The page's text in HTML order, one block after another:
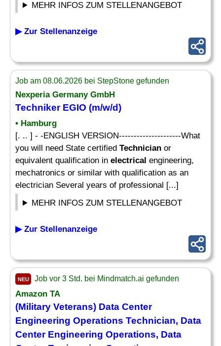
MEHR INFOS ZUM STELLENANGEBOT
▶ Zur Stellenanzeige
Job am 08.06.2026 bei StepStone gefunden
Nexperia Germany GmbH
Techniker EGIO (m/w/d)
• Hamburg
[. .. ] - -ENGLISH VERSION---------------------What
you will need State certified Technician or
equivalent qualification in electrical engineering,
mechatronics or similar with qualification as an
electrician Several years of professional [...]
MEHR INFOS ZUM STELLENANGEBOT
▶ Zur Stellenanzeige
NEU Job vor 3 Std. bei Mindmatch.ai gefunden
Amazon TA
(Military Veterans) Data Center
Engineering Operations Technician, Data
Center Engineering Operations, Data